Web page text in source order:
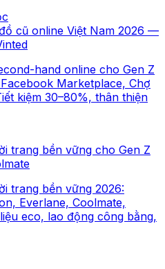
cũ online Việt Nam 2026 —
hand online cho Gen Z
Marketplace, Chợ
kiệm 30–80%, thân thiện
trang bền vững cho Gen Z
trang bền vững 2026:
Everlane, Coolmate,
eco, lao động công bằng,